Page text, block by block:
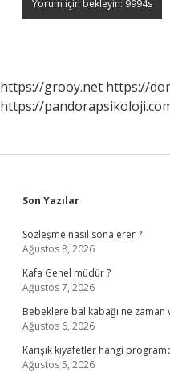
https://grooy.net https://
https://
Sidebar
Son Yazılar
Sözleşme nasıl sona erer ?
Ağustos 8, 2026
Kafa Genel müdür ?
Ağustos 7, 2026
Bebeklere bal kabağı ne zaman
Ağustos 6, 2026
Karışık kıyafetler hangi
Ağustos 5, 2026